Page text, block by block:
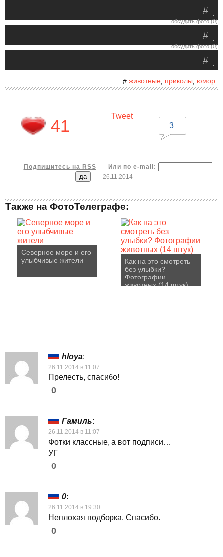
.
#
обсудить фото (0)
.
#
обсудить фото (0)
.
#
# животные, приколы юмор
41
Tweet
3
Подпишитесь на RSS
Или по e-mail:
26.11.2014
Также на ФотоТелеграфе:
Северное море и его
улыбчивые жители
Как на это смотреть
без улыбки?
Фотографии
животных (14 штук)
hloya:
26.11.2014 в 11:07
Прелесть, спасибо!
0
Гамиль:
26.11.2014 в 11:07
Фотки классные, а вот подписи…
УГ
0
0:
26.11.2014 в 19:30
Неплохая подборка. Спасибо.
0